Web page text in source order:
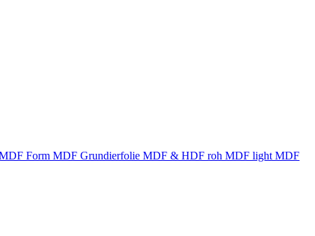
Form MDF Grundierfolie MDF & HDF roh MDF light MDF